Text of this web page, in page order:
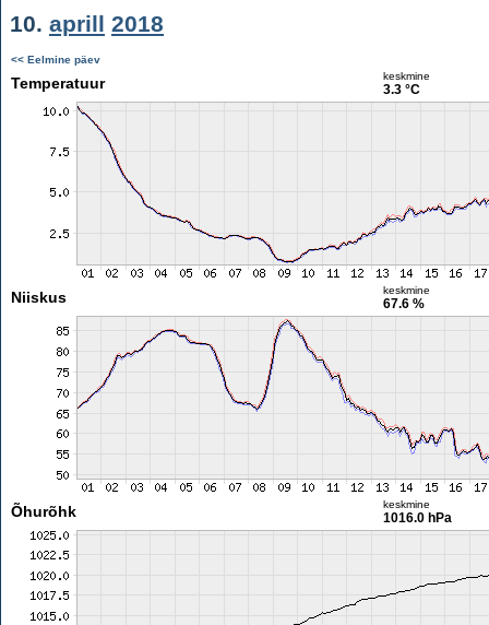
10. aprill 2018
<< Eelmine päev
Temperatuur keskmine
3.3 °C
Niiskus keskmine
67.6 %
Õhurõhk keskmine
1016.0 hPa